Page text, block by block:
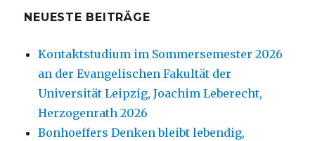
NEUESTE BEITRÄGE
Kontaktstudium im Sommersemester 2026
an der Evangelischen Fakultät der
Universität Leipzig, Joachim Leberecht,
Herzogenrath 2026
Bonhoeffers Denken bleibt lebendig,